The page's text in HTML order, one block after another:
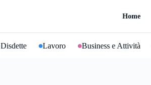
Home
Disdette Lavoro Business e Attività